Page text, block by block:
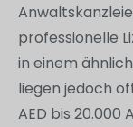
professionelle
in einem
liegen jedoch
AED bis 20.000